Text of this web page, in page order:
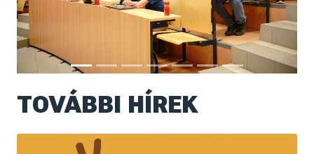
TOVÁBBI HÍREK